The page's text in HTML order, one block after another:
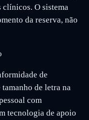
clínicos. O sistema
da reserva, não
de
de letra na
com
tecnologia de apoio